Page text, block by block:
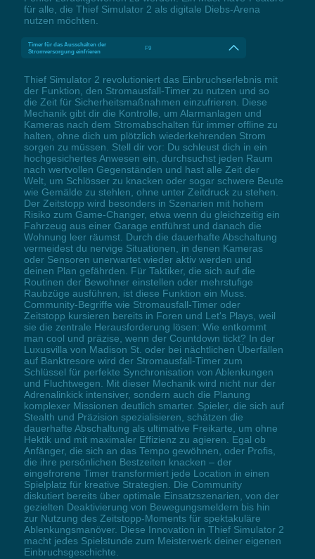
für alle, die Thief Simulator 2 als digitale Diebs-Arena
nutzen möchten.
Timer für das Ausschalten der
Stromversorgung einfrieren
F9
Thief Simulator 2 revolutioniert das Einbruchserlebnis mit
der Funktion, den Stromausfall-Timer zu nutzen und so
die Zeit für Sicherheitsmaßnahmen einzufrieren. Diese
Mechanik gibt dir die Kontrolle, um Alarmanlagen und
Kameras nach dem Stromabschalten für immer offline zu
halten, ohne dich um plötzlich wiederkehrenden Strom
sorgen zu müssen. Stell dir vor: Du schleust dich in ein
hochgesichertes Anwesen ein, durchsuchst jeden Raum
nach wertvollen Gegenständen und hast alle Zeit der
Welt, um Schlösser zu knacken oder sogar schwere Beute
wie Gemälde zu stehlen, ohne unter Zeitdruck zu stehen.
Der Zeitstopp wird besonders in Szenarien mit hohem
Risiko zum Game-Changer, etwa wenn du gleichzeitig ein
Fahrzeug aus einer Garage entführst und danach die
Wohnung leer räumst. Durch die dauerhafte Abschaltung
vermeidest du nervige Situationen, in denen Kameras
oder Sensoren unerwartet wieder aktiv werden und
deinen Plan gefährden. Für Taktiker, die sich auf die
Routinen der Bewohner einstellen oder mehrstufige
Raubzüge ausführen, ist diese Funktion ein Muss.
Community-Begriffe wie Stromausfall-Timer oder
Zeitstopp kursieren bereits in Foren und Let's Plays, weil
sie die zentrale Herausforderung lösen: Wie entkommt
man cool und präzise, wenn der Countdown tickt? In der
Luxusvilla von Madison St. oder bei nächtlichen Überfällen
auf Banktresore wird der Stromausfall-Timer zum
Schlüssel für perfekte Synchronisation von Ablenkungen
und Fluchtwegen. Mit dieser Mechanik wird nicht nur der
Adrenalinkick intensiver, sondern auch die Planung
komplexer Missionen deutlich smarter. Spieler, die sich auf
Stealth und Präzision spezialisieren, schätzen die
dauerhafte Abschaltung als ultimative Freikarte, um ohne
Hektik und mit maximaler Effizienz zu agieren. Egal ob
Anfänger, die sich an das Tempo gewöhnen, oder Profis,
die ihre persönlichen Bestzeiten knacken – der
eingefrorene Timer transformiert jede Location in einen
Spielplatz für kreative Strategien. Die Community
diskutiert bereits über optimale Einsatzszenarien, von der
gezielten Deaktivierung von Bewegungsmeldern bis hin
zur Nutzung des Zeitstopp-Moments für spektakuläre
Ablenkungsmanöver. Diese Innovation in Thief Simulator 2
macht jedes Spielstunde zum Meisterwerk deiner eigenen
Einbruchsgeschichte.